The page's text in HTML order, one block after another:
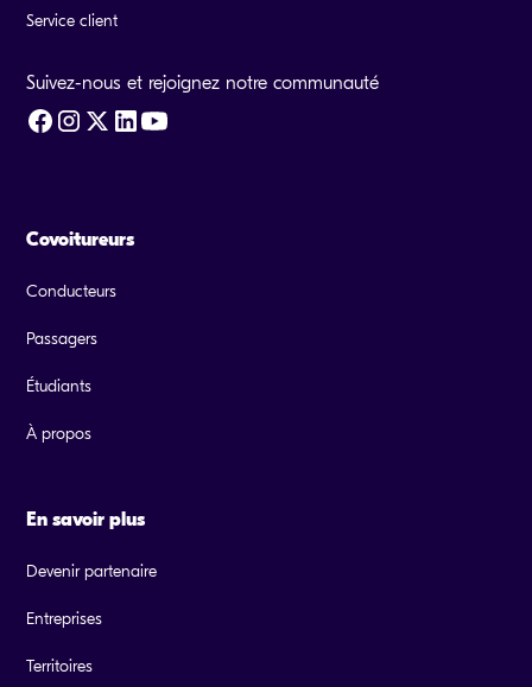
Service client
Suivez-nous et rejoignez notre communauté
Covoitureurs
Conducteurs
Passagers
Étudiants
À propos
En savoir plus
Devenir partenaire
Entreprises
Territoires